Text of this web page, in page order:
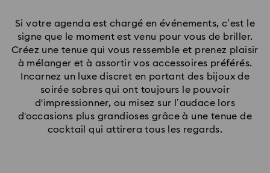
Si votre agenda est chargé en événements, c’est le
signe que le moment est venu pour vous de briller.
Créez une tenue qui vous ressemble et prenez plaisir
à mélanger et à assortir vos accessoires préférés.
Incarnez un luxe discret en portant des bijoux de
soirée sobres qui ont toujours le pouvoir
d'impressionner, ou misez sur l’audace lors
d'occasions plus grandioses grâce à une tenue de
cocktail qui attirera tous les regards.